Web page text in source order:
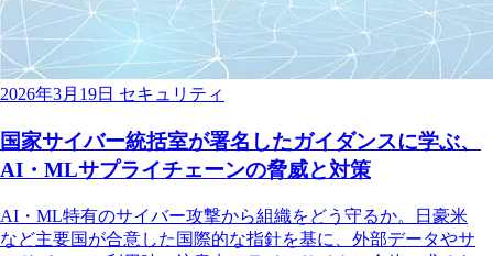
2026年3月19日 セキュリティ
国家サイバー統括室が署名したガイダンスに学ぶ、
AI・MLサプライチェーンの脅威と対策
AI・ML特有のサイバー攻撃から組織をどう守るか。日豪米
など主要国が合意した国際的な指針を基に、外部データやサ